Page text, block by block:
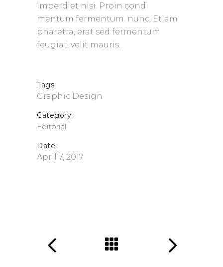
imperdiet nisi. Proin condi
mentum fermentum. nunc. Etiam
pharetra, erat sed fermentum
feugiat, velit mauris.
Tags:
Graphic Design
Category:
Editorial
Date:
April 7, 2017